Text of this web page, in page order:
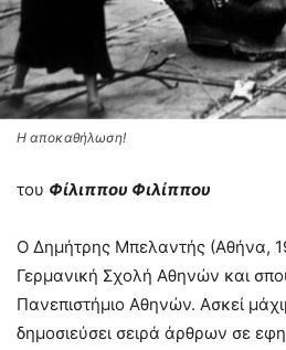
Η αποκαθήλωση!
του Φίλιππου Φιλίππου
Ο Δημήτρης Μπελαντής (Αθήνα,
Γερμανική Σχολή Αθηνών και
Πανεπιστήμιο Αθηνών. Ασκεί
δημοσιεύσει σειρά άρθρων σε